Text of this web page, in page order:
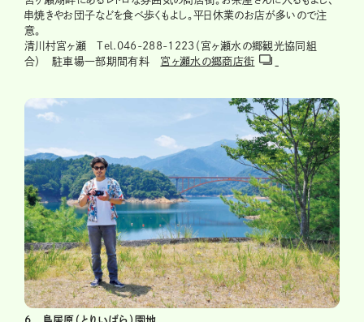
串焼きやお団子などを食べ歩くもよし。平日休業のお店が多いので注
意。
清川村宮ヶ瀬 Tel.046-288-1223（宮ヶ瀬水の郷観光協同組
合） 駐車場一部期間有料 宮ヶ瀬水の郷商店街